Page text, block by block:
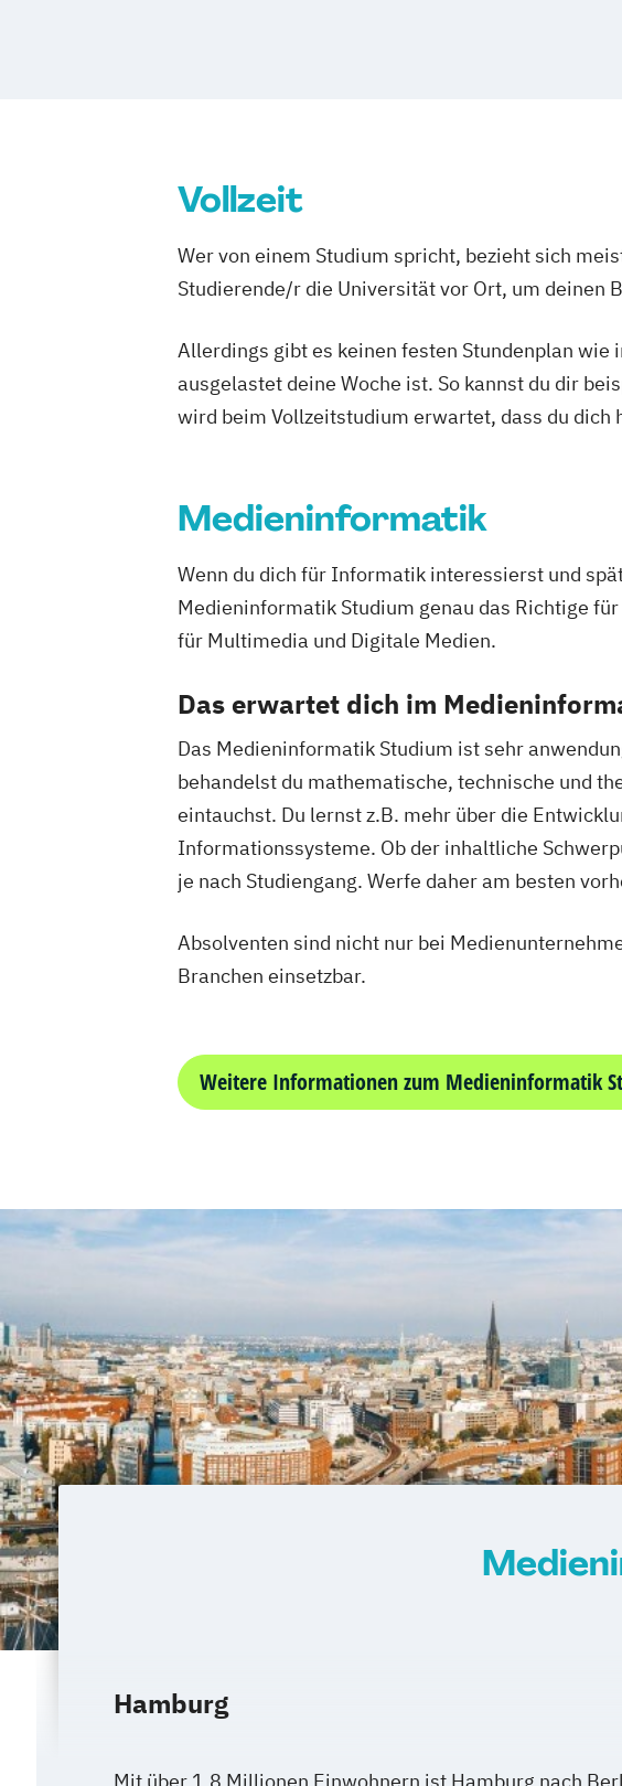
Vollzeit
Wer von einem Studium spricht, bezieht sich
Studierende/r die Universität vor Ort, um deinen
Allerdings gibt es keinen festen Stundenplan
ausgelastet deine Woche ist. So kannst du dir
wird beim Vollzeitstudium erwartet, dass du dich
Medieninformatik
Wenn du dich für Informatik interessierst und
Medieninformatik Studium genau das Richtige
für Multimedia und Digitale Medien.
Das erwartet dich im
Das Medieninformatik Studium ist sehr
behandelst du mathematische, technische und
eintauchst. Du lernst z.B. mehr über die
Informationssysteme. Ob der inhaltliche
je nach Studiengang. Werfe daher am besten
Absolventen sind nicht nur bei
Branchen einsetzbar.
Weitere Informationen zum Medieninformatik
Hamburg
Mit über 1,8 Millionen Einwohnern ist Hamburg nach